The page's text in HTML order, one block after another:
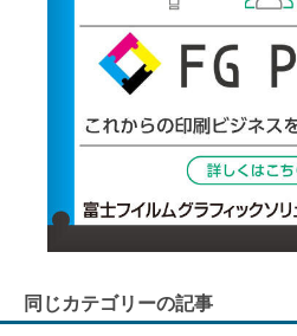
同じカテゴリーの記事